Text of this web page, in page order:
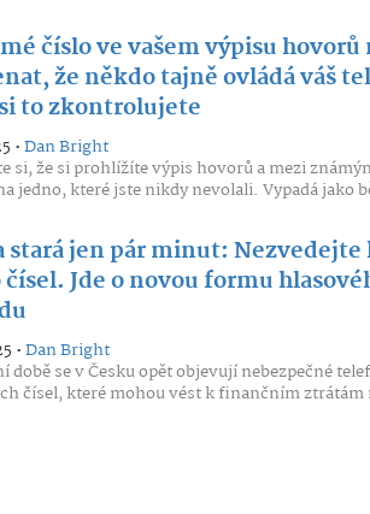
číslo ve vašem výpisu hovorů
že někdo tajně ovládá váš
to zkontrolujete
•Dan Bright
si, že si prohlížíte výpis hovorů a mezi
jedno, které jste nikdy nevolali. Vypadá jako
stará jen pár minut: Nezvedejte
Jde o novou formu
•Dan Bright
době se v Česku opět objevují nebezpečné
čísel, které mohou vést k finančním ztrátám